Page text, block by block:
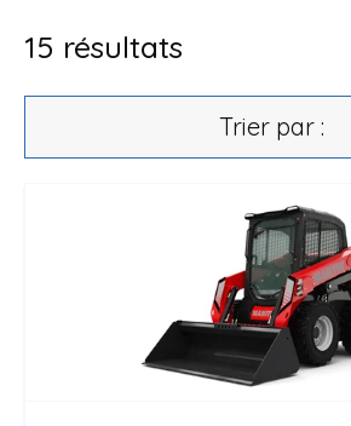
15 résultats
Trier par :